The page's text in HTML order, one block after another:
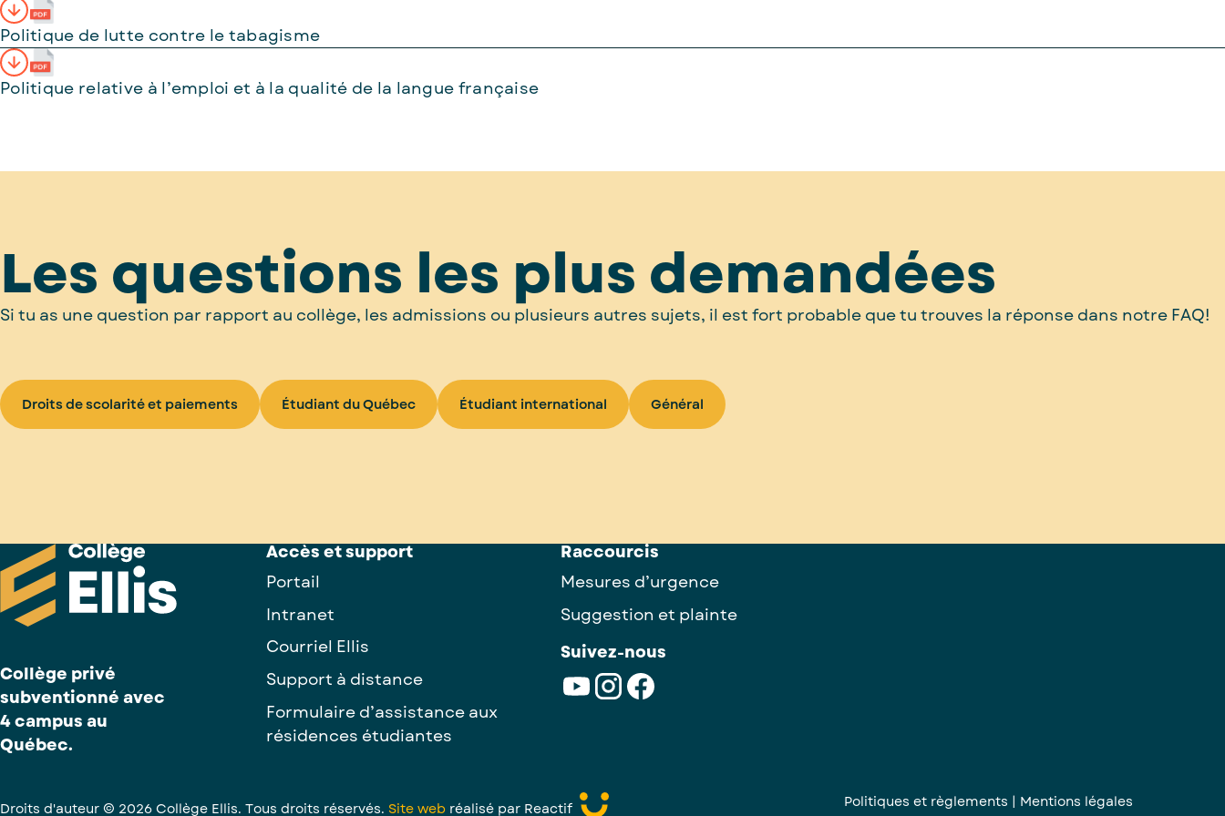
Omnivox
Politique de lutte contre le tabagisme
Politique relative à l’emploi et à la qualité de la langue française
Les questions les plus demandées
Si tu as une question par rapport au collège, les admissions ou plusieurs autres sujets, il est fort probable que tu trouves la réponse dans notre FAQ!
Droits de scolarité et paiements Étudiant du Québec Étudiant international Général
Collège privé
subventionné avec
4 campus au
Québec.
Accès et support
Portail
Intranet
Courriel Ellis
Support à distance
Formulaire d’assistance aux
résidences étudiantes
Raccourcis
Mesures d’urgence
Suggestion et plainte
Suivez-nous
Droits d'auteur © 2026 Collège Ellis. Tous droits réservés. Site web réalisé par Reactif Politiques et règlements | Mentions légales